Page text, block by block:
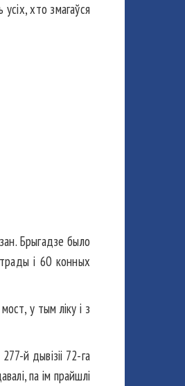
хто змагаўся
Брыгадзе было
і 60 конных
у тым ліку і з
й дывізіі 72-га
па ім прайшлі